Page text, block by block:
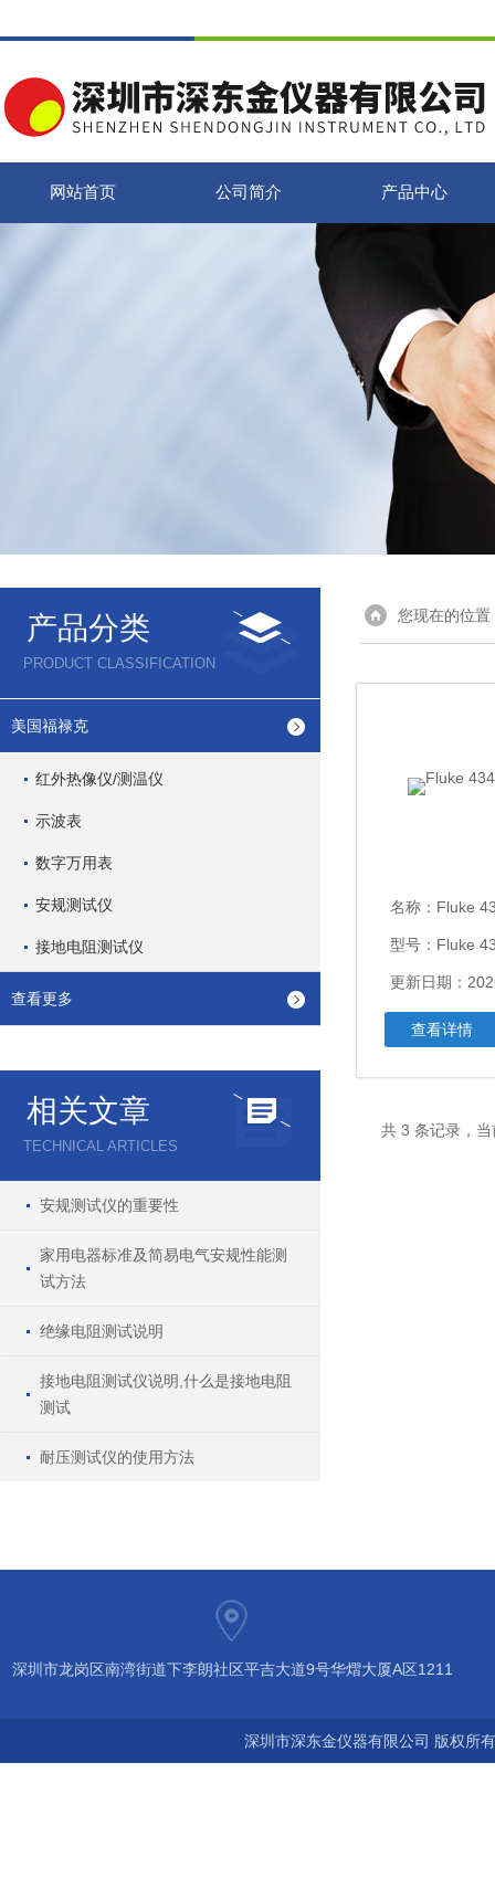
网站首页 公司简介 产品中心
产品分类
PRODUCT CLASSIFICATION
美国福禄克
红外热像仪/测温仪
示波表
数字万用表
安规测试仪
接地电阻测试仪
查看更多
相关文章
TECHNICAL ARTICLES
安规测试仪的重要性
家用电器标准及简易电气安规性能测
试方法
绝缘电阻测试说明
接地电阻测试仪说明,什么是接地电阻
测试
耐压测试仪的使用方法
您现在的位置
名称： Fluke
型号：Fluke
更新日期：
查看详情
共 3 条记录，
深圳市龙岗区南湾街道下李朗社区平吉大道9号华熠大厦A区1211
深圳市深东金仪器有限公司 版权所